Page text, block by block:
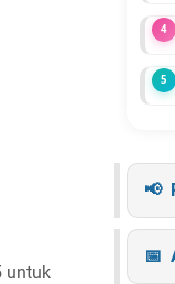
untuk
4
5